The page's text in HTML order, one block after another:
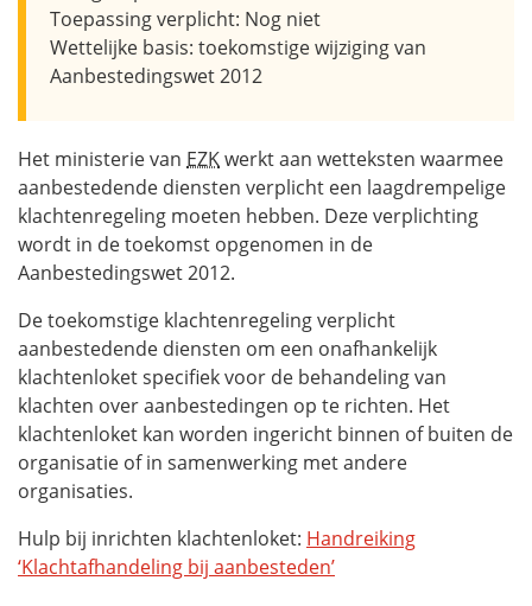
Toepassing verplicht: Nog niet
Wettelijke basis: toekomstige wijziging van
Aanbestedingswet 2012
Het ministerie van EZKwerkt aan wetteksten waarmee
aanbestedende diensten verplicht een laagdrempelige
klachtenregeling moeten hebben. Deze verplichting
wordt in de toekomst opgenomen in de
Aanbestedingswet 2012.
De toekomstige klachtenregeling verplicht
aanbestedende diensten om een onafhankelijk
klachtenloket specifiek voor de behandeling van
klachten over aanbestedingen op te richten. Het
klachtenloket kan worden ingericht binnen of buiten de
organisatie of in samenwerking met andere
organisaties.
Hulp bij inrichten klachtenloket: Handreiking
‘Klachtafhandeling bij aanbesteden’